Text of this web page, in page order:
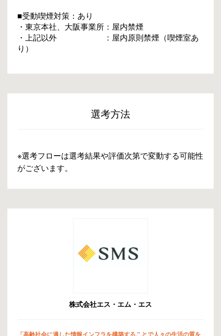
■受動喫煙対策：あり
・東京本社、大阪事業所：屋内禁煙
・上記以外 ：屋内原則禁煙（喫煙室あ
り）
選考方法
※選考フローは選考結果や評価次第で変動する可能性
がございます。
株式会社エス・エム・エス
「高齢社会に適した情報インフラを構築することで人々の生活の質を